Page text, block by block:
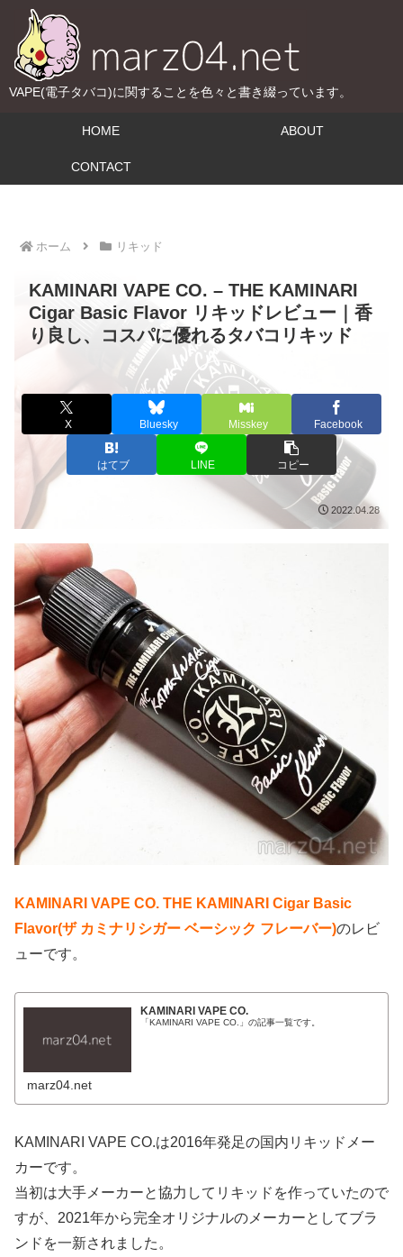
VAPE(電子タバコ)に関することを色々と書き綴っています。
HOME ABOUT
CONTACT
ホーム リキッド
KAMINARI VAPE CO. – THE KAMINARI
Cigar Basic Flavor リキッドレビュー｜香
り良し、コスパに優れるタバコリキッド
X Bluesky Misskey Facebook
はてブ LINE コピー
2022.04.28
KAMINARI VAPE CO. THE KAMINARI Cigar Basic
Flavor(ザ カミナリシガー ベーシック フレーバー)のレビ
ューです。
KAMINARI VAPE CO.
「KAMINARI VAPE CO.」の記事一覧です。
marz04.net
KAMINARI VAPE CO.は2016年発足の国内リキッドメー
カーです。
当初は大手メーカーと協力してリキッドを作っていたので
すが、2021年から完全オリジナルのメーカーとしてブラ
ンドを一新されました。